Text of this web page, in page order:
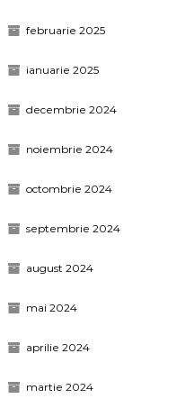
februarie 2025
ianuarie 2025
decembrie 2024
noiembrie 2024
octombrie 2024
septembrie 2024
august 2024
mai 2024
aprilie 2024
martie 2024